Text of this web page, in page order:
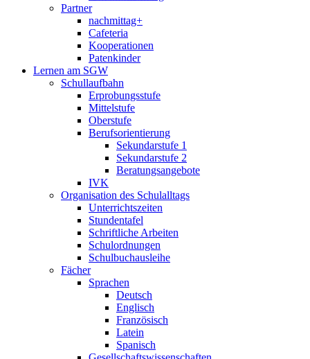
Partner
nachmittag+
Cafeteria
Kooperationen
Patenkinder
Lernen am SGW
Schullaufbahn
Erprobungsstufe
Mittelstufe
Oberstufe
Berufsorientierung
Sekundarstufe 1
Sekundarstufe 2
Beratungsangebote
IVK
Organisation des Schulalltags
Unterrichtszeiten
Stundentafel
Schriftliche Arbeiten
Schulordnungen
Schulbuchausleihe
Fächer
Sprachen
Deutsch
Englisch
Französisch
Latein
Spanisch